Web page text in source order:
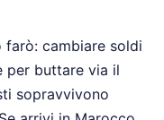
farò: cambiare soldi
per buttare via il
sopravvivono